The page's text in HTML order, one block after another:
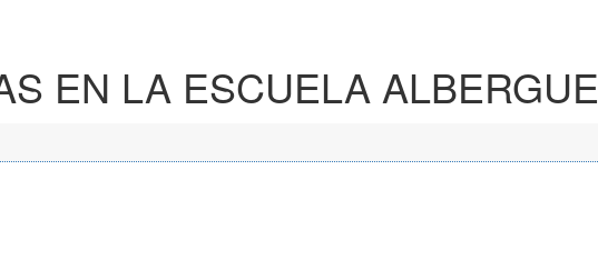
EN LA ESCUELA ALBERGUE